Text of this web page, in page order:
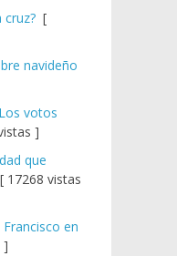
cruz? [
navideño
votos
]
que
[ 17268 vistas
en
]